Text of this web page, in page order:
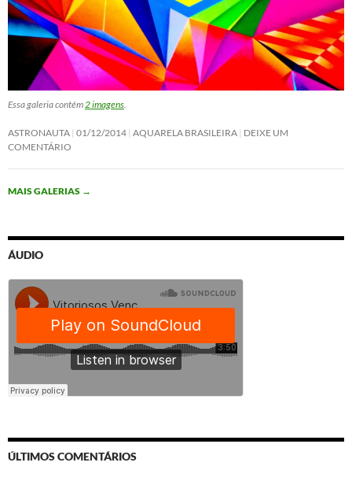
Essa galeria contém 2 imagens
ASTRONAUTA 01/12/2014 AQUARELA BRASILEIRA DEIXE UM
COMENTÁRIO
MAIS GALERIAS →
ÁUDIO
ÚLTIMOS COMENTÁRIOS